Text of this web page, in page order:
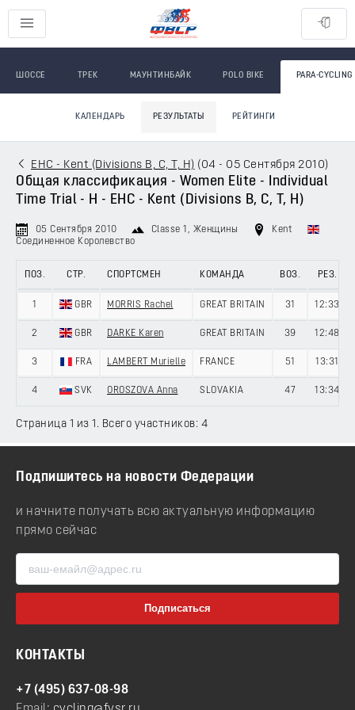
ШОССЕ ТРЕК МАУНТИНБАЙК POLO BIKE PARA-CYCLING
КАЛЕНДАРЬ РЕЗУЛЬТАТЫ РЕЙТИНГИ
EHC - Kent (Divisions B, C, T, H) ( 04 - 05 Сентября 2010)
Общая классификация - Women Elite - Individual
Time Trial - H - EHC - Kent (Divisions B, C, T, H)
05 Сентября 2010 Classe 1 , Женщины
Kent
Соединенное Королевство
ПОЗ. СТР. СПОРТСМЕН КОМАНДА ВОЗ. РЕЗ.
1 GBR MORRIS Rachel GREAT BRITAIN 31 12:33
2 GBR DARKE Karen GREAT BRITAIN 39 12:48
3 FRA LAMBERT Murielle FRANCE 51 13:31
4 SVK OROSZOVA Anna SLOVAKIA 47 13:34
Страница 1 из 1. Всего участников: 4
Подпишитесь на новости Федерации
и начните получать всю актуальную информацию
прямо сейчас
КОНТАКТЫ
+7 (495) 637-08-98